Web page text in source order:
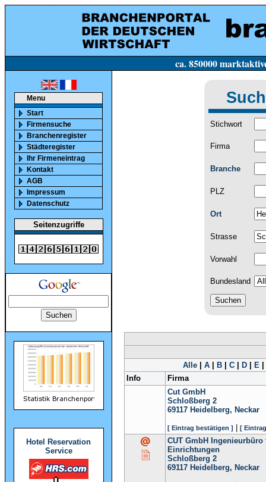
ca. 850000 marktaktive Firmen in
Menu
Start
Firmensuche
Branchenregister
Städteregister
Ihr Firmeneintrag
Kontakt
AGB
Impressum
Datenschutz
Seitenzugriffe
Hotel Reservation
Service
Stichwort
Firma
Branche
PLZ
Ort
Strasse
Vorwahl
Bundesland
Alle| A| B| C| D| E|
Info
Firma
Cut GmbH
Schloßberg 2
69117 Heidelberg, Neckar
[ Eintrag bestätigen ] [
CUT GmbH
Einrichtungen
Schloßberg 2
69117 Heidelberg, Neckar